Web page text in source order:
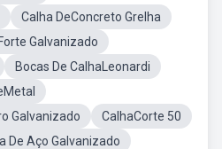
Calha DeConcreto Grelha
Galvanizado
Bocas De CalhaLeonardi
Galvanizado
CalhaCorte 50
De Aço Galvanizado